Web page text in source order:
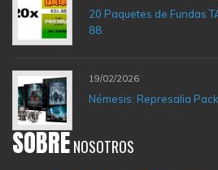
20 Paquetes de Fundas
88
19/02/2026
Némesis: Represalia Pack
SOBRENOSOTROS